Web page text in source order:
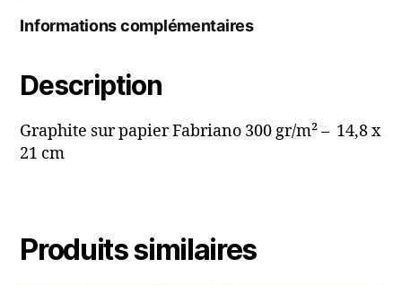
Informations complémentaires
Description
Graphite sur papier Fabriano 300 gr/m² – 14,8 x
21 cm
Produits similaires